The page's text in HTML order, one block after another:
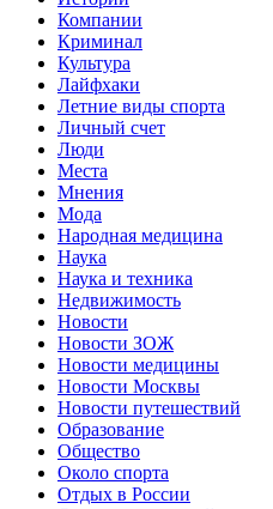
Компании
Криминал
Культура
Лайфхаки
Летние виды спорта
Личный счет
Люди
Места
Мнения
Мода
Народная медицина
Наука
Наука и техника
Недвижимость
Новости
Новости ЗОЖ
Новости медицины
Новости Москвы
Новости путешествий
Образование
Общество
Около спорта
Отдых в России